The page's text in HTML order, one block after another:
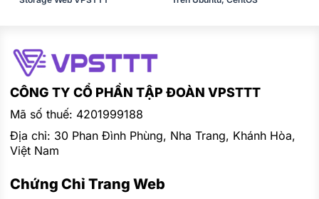
CÔNG TY CỔ PHẦN TẬP ĐOÀN VPSTTT
Mã số thuế: 4201999188
Địa chỉ: 30 Phan Đình Phùng, Nha Trang, Khánh Hòa,
Việt Nam
Chứng Chỉ Trang Web